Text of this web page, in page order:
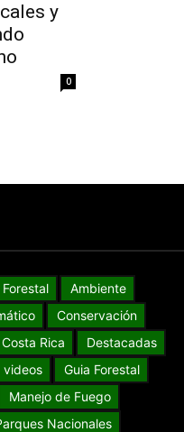
y
0
Ambiente
Conservación
Costa Rica
Destacadas
videos
Guia Forestal
Manejo de Fuego
Nacionales